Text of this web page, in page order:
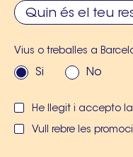
Vius o treballes a
Si No
He llegit i accepto la
Vull rebre les